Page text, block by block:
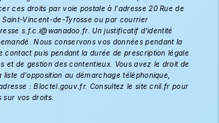
ces droits par voie postale à l'adresse 20 Rue de
Saint-Vincent-de-Tyrosse ou par courrier
s.f.c.i@wanadoo.fr. Un justificatif d'identité
Nous conservons vos données pendant la
contact puis pendant la durée de prescription légale
et de gestion des contentieux. Vous avez le droit de
d'opposition au démarchage téléphonique,
:Bloctel.gouv.fr. Consultez le site cnil.fr pour
sur vos droits.